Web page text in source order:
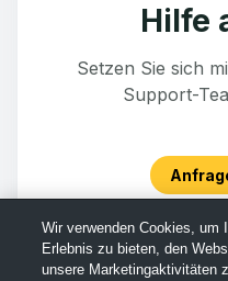
Hilfe
Setzen Sie sich
Support-
Wir verwenden Cookies, um
Erlebnis zu bieten, den
unsere Marketingaktivitäten